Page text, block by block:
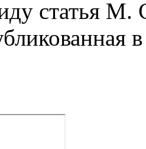
статья М.